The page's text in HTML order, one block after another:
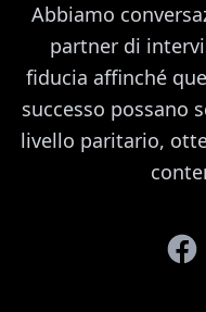
Abbiamo
partner di
fiducia affinché
successo possano
livello paritario,